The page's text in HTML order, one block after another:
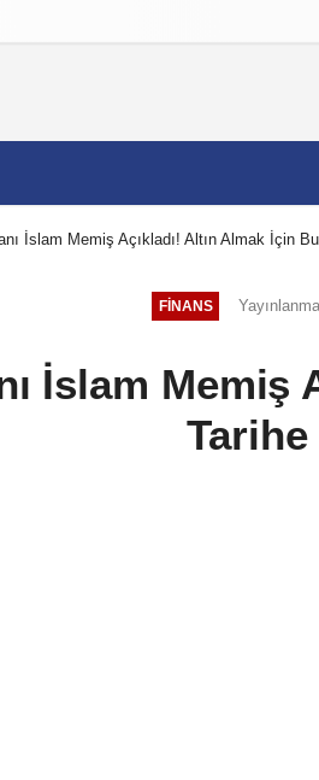
İslam Memiş Açıkladı! Altın Almak İçin
FINANS
İslam Memiş